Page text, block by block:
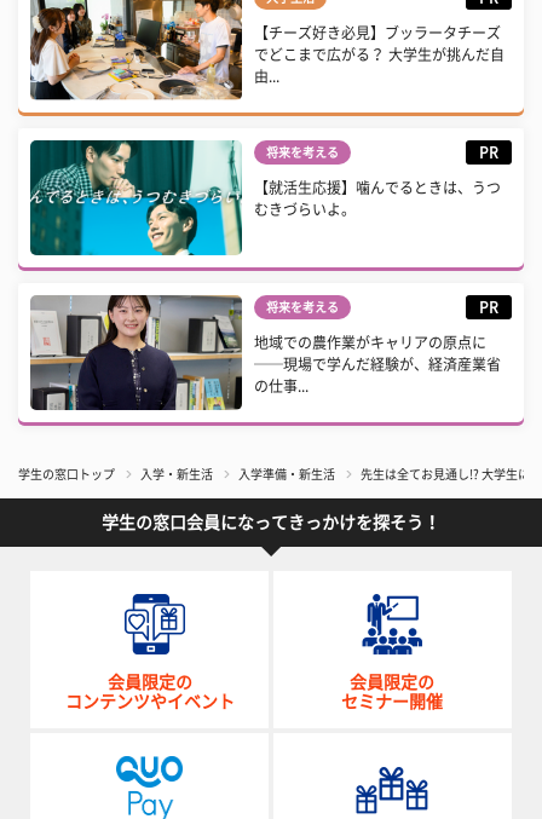
【チーズ好き必見】ブッラータチーズ
でどこまで広がる？ 大学生が挑んだ自
由...
将来を考える PR
【就活生応援】噛んでるときは、うつ
むきづらいよ。
将来を考える PR
地域での農作業がキャリアの原点に
──現場で学んだ経験が、経済産業省
の仕事...
学生の窓口トップ 入学・新生活 入学準備・新生活 先生は全てお見通し!? 大学生に
学生の窓口会員になってきっかけを探そう！
会員限定の
コンテンツやイベント
会員限定の
セミナー開催